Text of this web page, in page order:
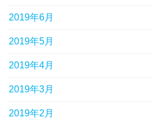
2019年6月
2019年5月
2019年4月
2019年3月
2019年2月